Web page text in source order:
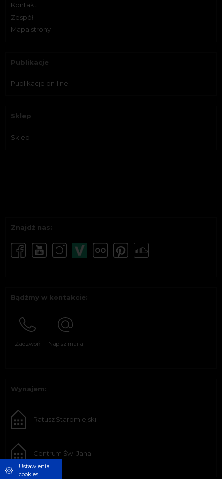
Kontakt
Zespół
Mapa strony
Publikacje
Publikacje on-line
Sklep
Sklep
Znajdź nas:
Bądźmy w kontakcie:
Zadzwoń Napisz maila
Wynajem:
Ratusz Staromiejski
Centrum Św. Jana
Ustawienia
cookies